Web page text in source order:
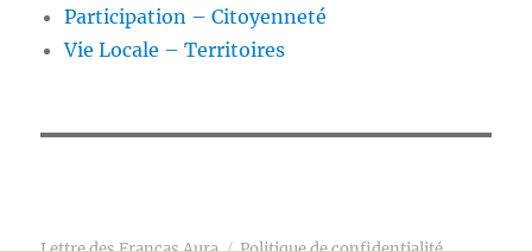
Participation – Citoyenneté
Vie Locale – Territoires